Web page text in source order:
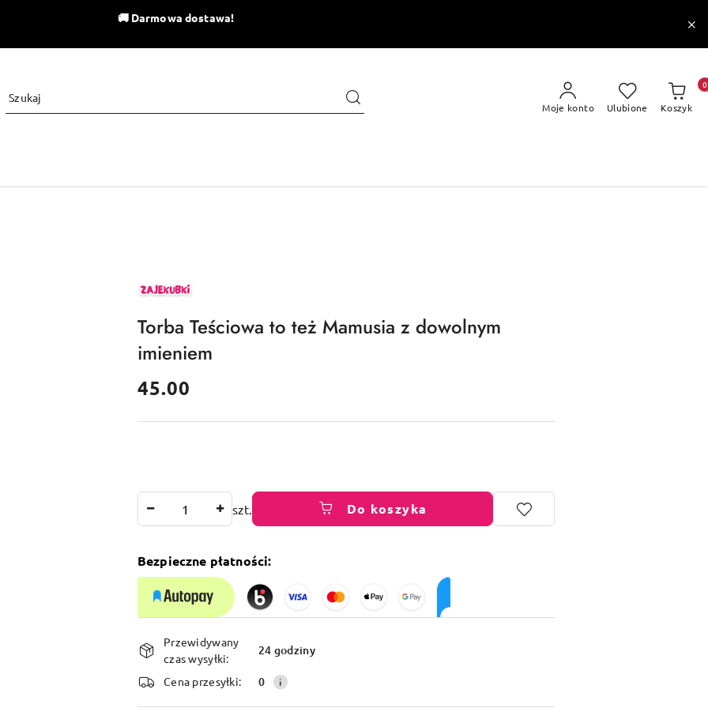
🚚 Darmowa dostawa!
Moje konto Ulubione Koszyk
0
ZAJEKUBKI
Torba Teściowa to też Mamusia z dowolnym
imieniem
cena:
45.00
szt. Do koszyka
Bezpieczne płatności:
Dostępność
i
dostawa
Przewidywany
czas wysyłki:
24 godziny
Cena przesyłki: 0